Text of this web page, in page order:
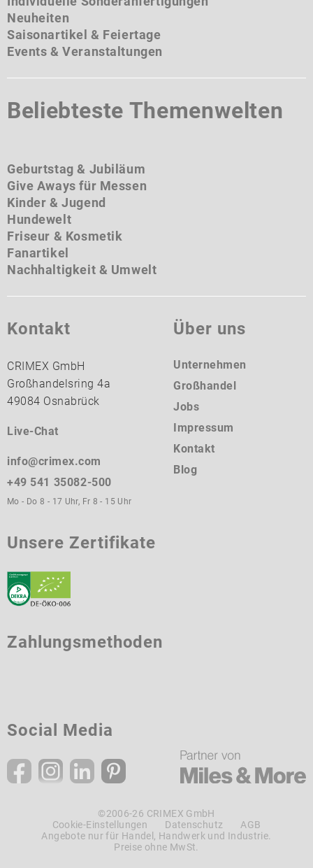
Neuheiten
Saisonartikel & Feiertage
Events & Veranstaltungen
Beliebteste Themenwelten
Geburtstag & Jubiläum
Give Aways für Messen
Kinder & Jugend
Hundewelt
Friseur & Kosmetik
Fanartikel
Nachhaltigkeit & Umwelt
Kontakt
CRIMEX GmbH
Großhandelsring 4a
49084 Osnabrück
Live-Chat
info@crimex.com
+49 541 35082-500
Mo - Do 8 - 17 Uhr, Fr 8 - 15 Uhr
Über uns
Unternehmen
Großhandel
Jobs
Impressum
Kontakt
Blog
Unsere Zertifikate
Zahlungsmethoden
Social Media
©2006-26 CRIMEX GmbH
Angebote nur für Handel, Handwerk und Industrie.
Preise ohne MwSt.
Cookie-Einstellungen Datenschutz AGB